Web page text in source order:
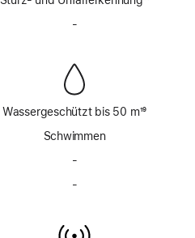
-
Wassergeschützt bis 50 m
Fußnote
19
Schwimmen
-
-